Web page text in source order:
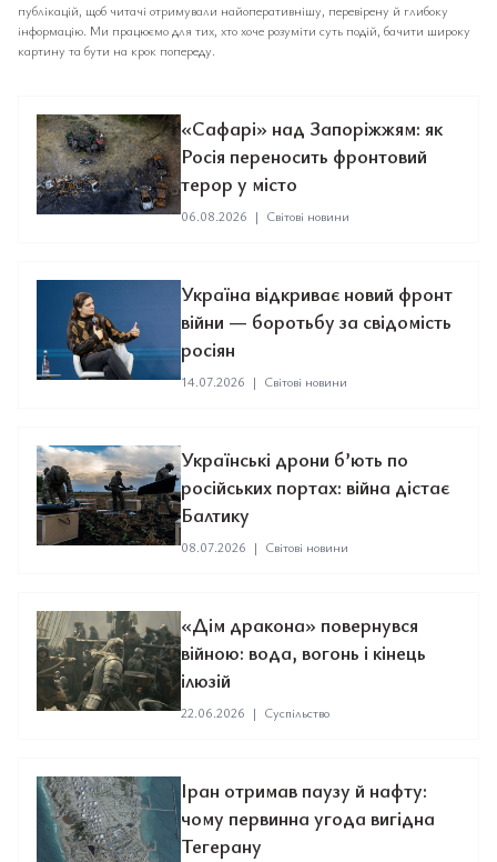
публікацій, щоб читачі отримували найоперативнішу, перевірену й глибоку
інформацію. Ми працюємо для тих, хто хоче розуміти суть подій, бачити широку
картину та бути на крок попереду.
«Сафарі» над Запоріжжям: як
Росія переносить фронтовий
терор у місто
06.08.2026 | Світові новини
Україна відкриває новий фронт
війни — боротьбу за свідомість
росіян
14.07.2026 | Світові новини
Українські дрони б’ють по
російських портах: війна дістає
Балтику
08.07.2026 | Світові новини
«Дім дракона» повернувся
війною: вода, вогонь і кінець
ілюзій
22.06.2026 | Суспільство
Іран отримав паузу й нафту:
чому первинна угода вигідна
Тегерану